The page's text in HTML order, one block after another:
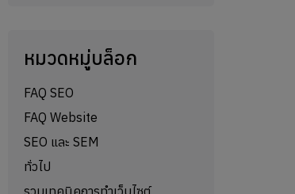
หมวดหมู่บล็อก
FAQ SEO
FAQ Website
SEO และ SEM
ทั่วไป
รวมเทคนิคการทำเว็บไซต์